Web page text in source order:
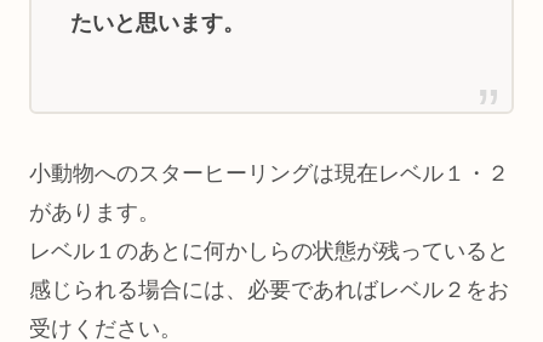
たいと思います。
小動物へのスターヒーリングは現在レベル１・２
があります。
レベル１のあとに何かしらの状態が残っていると
感じられる場合には、必要であればレベル２をお
受けください。